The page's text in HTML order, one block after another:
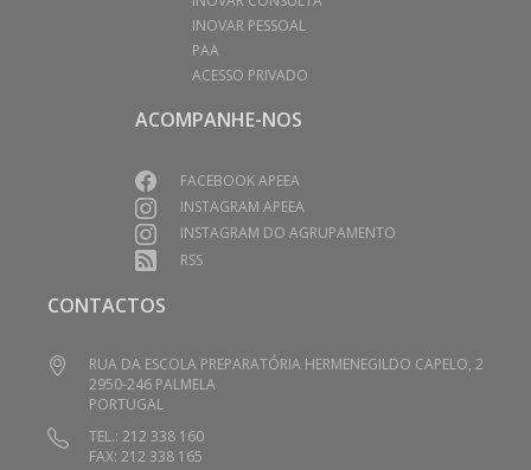
INOVAR PESSOAL
PAA
ACESSO PRIVADO
ACOMPANHE-NOS
FACEBOOK APEEA
INSTAGRAM APEEA
INSTAGRAM DO AGRUPAMENTO
RSS
CONTACTOS
RUA DA ESCOLA PREPARATÓRIA HERMENEGILDO CAPELO, 2
2950-246 PALMELA
PORTUGAL
TEL.: 212 338 160
FAX: 212 338 165